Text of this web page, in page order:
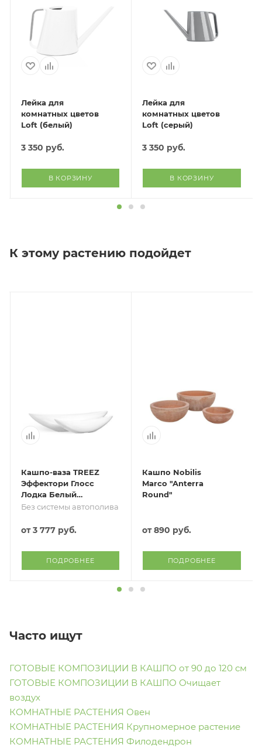
Лейка для
комнатных цветов
Loft (белый)
3 350 руб.
В КОРЗИНУ
Лейка для
комнатных цветов
Loft (серый)
3 350 руб.
В КОРЗИНУ
К этому растению подойдет
Кашпо-ваза TREEZ
Эффектори Глосс
Лодка Белый
глянцевый лак
Без системы автополива
от3 777 руб.
ПОДРОБНЕЕ
Кашпо Nobilis
Marco "Anterra
Round"
от890 руб.
ПОДРОБНЕЕ
Часто ищут
ГОТОВЫЕ КОМПОЗИЦИИ В КАШПО от 90 до 120 см
ГОТОВЫЕ КОМПОЗИЦИИ В КАШПО Очищает
воздух
КОМНАТНЫЕ РАСТЕНИЯ Овен
КОМНАТНЫЕ РАСТЕНИЯ Крупномерное растение
КОМНАТНЫЕ РАСТЕНИЯ Филодендрон